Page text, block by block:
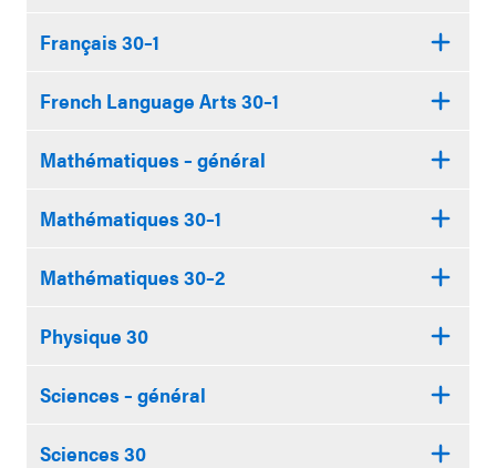
Français 30–1
French Language Arts 30–1
Mathématiques – général
Mathématiques 30–1
Mathématiques 30–2
Physique 30
Sciences – général
Sciences 30